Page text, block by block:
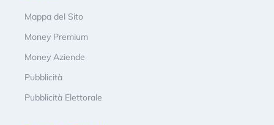
Mappa del Sito
Money Premium
Money Aziende
Pubblicità
Pubblicità Elettorale